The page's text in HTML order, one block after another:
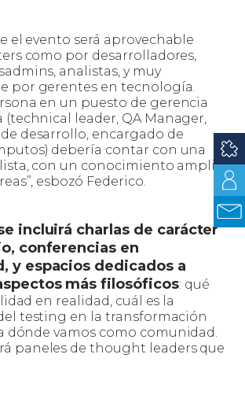
el evento será aprovechable
como por desarrolladores,
analistas, y muy
por gerentes en tecnología.
en un puesto de gerencia
leader, QA Manager,
de desarrollo, encargado de
debería contar con una
con un conocimiento amplio
esbozó Federico.
incluirá charlas de carácter
conferencias en
y espacios dedicados a
más filosóficos: qué
en realidad, cuál es la
testing en la transformación
dónde vamos como comunidad.
paneles de thought leaders que